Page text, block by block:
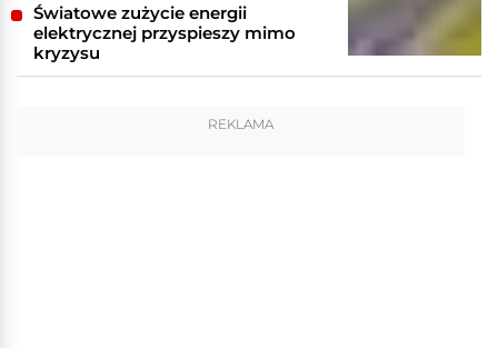
Światowe zużycie energii
elektrycznej przyspieszy mimo
kryzysu
REKLAMA